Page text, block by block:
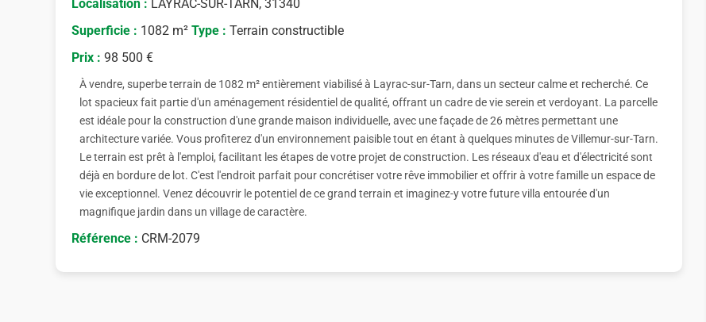
Localisation : LAYRAC-SUR-TARN, 31340
Superficie : 1082 m² Type : Terrain constructible
Prix : 98 500 €
À vendre, superbe terrain de 1082 m² entièrement viabilisé à Layrac-sur-Tarn, dans un secteur calme et recherché. Ce
lot spacieux fait partie d'un aménagement résidentiel de qualité, offrant un cadre de vie serein et verdoyant. La parcelle
est idéale pour la construction d'une grande maison individuelle, avec une façade de 26 mètres permettant une
architecture variée. Vous profiterez d'un environnement paisible tout en étant à quelques minutes de Villemur-sur-Tarn.
Le terrain est prêt à l'emploi, facilitant les étapes de votre projet de construction. Les réseaux d'eau et d'électricité sont
déjà en bordure de lot. C'est l'endroit parfait pour concrétiser votre rêve immobilier et offrir à votre famille un espace de
vie exceptionnel. Venez découvrir le potentiel de ce grand terrain et imaginez-y votre future villa entourée d'un
magnifique jardin dans un village de caractère.
Référence : CRM-2079